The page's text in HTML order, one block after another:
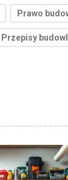
Prawo
Przepisy